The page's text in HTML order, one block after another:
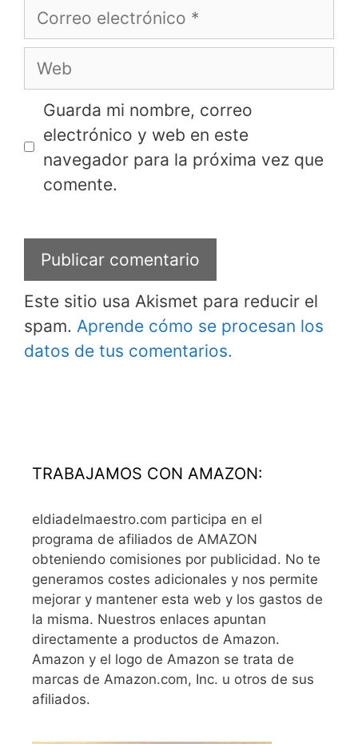
Correo
Web
Guarda mi nombre, correo
electrónico y web en este
navegador para la próxima vez que
comente.
Este sitio usa Akismet para reducir el
spam. Aprende cómo se procesan los
datos de tus comentarios.
TRABAJAMOS CON AMAZON:
eldiadelmaestro.com participa en el
programa de afiliados de AMAZON
obteniendo comisiones por publicidad. No te
generamos costes adicionales y nos permite
mejorar y mantener esta web y los gastos de
la misma. Nuestros enlaces apuntan
directamente a productos de Amazon.
Amazon y el logo de Amazon se trata de
marcas de Amazon.com, Inc. u otros de sus
afiliados.